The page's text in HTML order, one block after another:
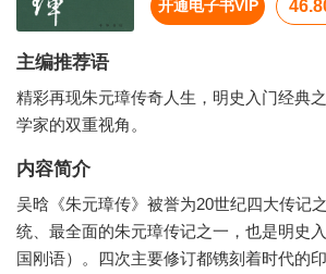
开通电子书VIP
主编推荐语
精彩再现朱元璋传奇人生，明史入门经典
学家的双重视角。
内容简介
吴晗《朱元璋传》被誉为20世纪四大传记
统、最全面的朱元璋传记之一，也是明史
国刚语）。四次主要修订都镌刻着时代的